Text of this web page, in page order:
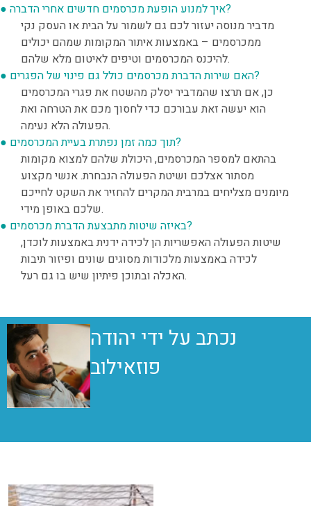
●
איך למנוע הופעת מכרסמים חדשים אחרי הדברה?
מדביר מנוסה יעזור לכם גם לשמור על הבית או העסק נקי
ממכרסמים – באמצעות איתור המקומות שמהם יכולים
להיכנס המכרסמים וטיפים לאיטום מלא שלהם.
●
האם שירות הדברת מכרסמים כולל גם פינוי של הפגרים?
כן, אם תרצו שהמדביר יסלק מהשטח את פגרי המכרסמים
הוא יעשה זאת עבורכם כדי לחסוך מכם את הטרחה ואת
הפעולה הלא נעימה.
●
תוך כמה זמן נפתרת בעיית המכרסמים?
בהתאם למספר המכרסמים, היכולת שלהם למצוא מקומות
מסתור אצלכם ושיטת הפעולה הנבחרת. אנשי מקצוע
מיומנים מצליחים במרבית המקרים להחזיר את השקט לחייכם
שלכם באופן מידי.
●
באיזה שיטות מתבצעת הדברת מכרסמים?
שיטות הפעולה האפשריות הן לכידה ידנית באמצעות לוכדן,
לכידה באמצעות מלכודות מסוגים שונים ופיזור תיבות
האכלה ובתוכן פיתיון שיש בו גם רעל.
נכתב על ידי יהודה
פוזאילוב